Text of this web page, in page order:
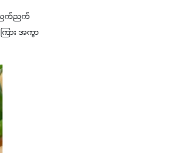
းညက်ညက်
ြား အကွာ